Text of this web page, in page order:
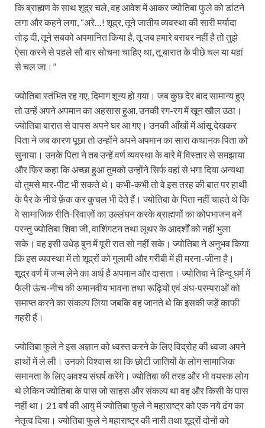
कि ब्राह्मण के साथ शूद्र चले, वह आवेश में आकर ज्योतिबा फुले को डांटने
लगा और कहने लगा, “अरे…! शूद्र, तूने जातीय व्यवस्था की सारी मर्यादा
तोड़ दी, तूने सबको अपमानित किया है, तू जब हमारे बराबर नहीं है तो तुझे
ऐसा करने से पहले सौ बार सोचना चाहिए था, तू बारात के पीछे चल या यहां
से चल जा।”
ज्योतिबा स्तंभित रह गए, दिमाग शून्य हो गया। जब कुछ देर बाद सामान्य हुए
तो उन्हें अपने अपमान का अहसास हुआ, उनकी रग-रग में खून खौल उठा।
ज्योतिबा बारात से वापस अपने घर आ गए। उनकी आँखों में आंसू देखकर
पिता ने जब कारण पूछा तो उन्होंने अपने अपमान का सारा कथानक पिता को
सुनाया। उनके पिता ने तब उन्हें वर्ण व्यवस्था के बारे में विस्तार से समझाया
और फिर कहा कि अच्छा हुआ तुमको उन्होंने सिर्फ वहां से भगा दिया अन्यथा
वो तुमसे मार-पीट भी सकते थे। कभी-कभी तो वे इस तरह की बात पर हाथी
के पैर के नीचे फ़ेंक कर कुचल भी देते हैं। ज्योतिबा के पिता नहीं चाहते थे कि
वे सामाजिक रीति-रिवाज़ों का उल्लंघन करके ब्राह्मणों का कोपभाजन बनें
परन्तु ज्योतिबा शिवा जी, वाशिंगटन तथा लूथर के आदर्शों को नहीं भुला
सके। वह इसी उधेड़ बुन में पूरी रात सो नहीं सके। ज्योतिबा ने अनुभव किया
कि इस व्यवस्था में तो शूद्रों को गुलामी और गरीबी में ही मरना-जीना है।
शूद्र वर्ण में जन्म लेने का अर्थ है अपमान और दासता। ज्योतिबा ने हिन्दू धर्म में
फैली ऊंच-नीच की अमानवीय भावना तथा रूढ़ियों एवं अंध-परम्पराओं को
समाप्त करने का संकल्प लिया जबकि वह जानते थे कि इसकी जड़ें काफी
गहरी हैं।
ज्योतिबा फुले ने इस अज्ञान को ध्वस्त करने के लिए विद्रोह की ध्वजा अपने
हाथों में ले ली। उनको विश्वास था कि छोटी जातियों के लोग सामाजिक
समानता के लिए अवश्य संघर्ष करेंगे। ज्योतिबा की तरह और भी वयस्क लोग
थे लेकिन ज्योतिबा के पास जो साहस और संकल्प था वह और किसी के पास
नहीं था। 21 वर्ष की आयु में ज्योतिबा फुले ने महाराष्ट्र को एक नये ढंग का
नेतृत्व दिया। ज्योतिबा फुले ने महाराष्ट्र की नारी तथा शूद्रों दोनों को